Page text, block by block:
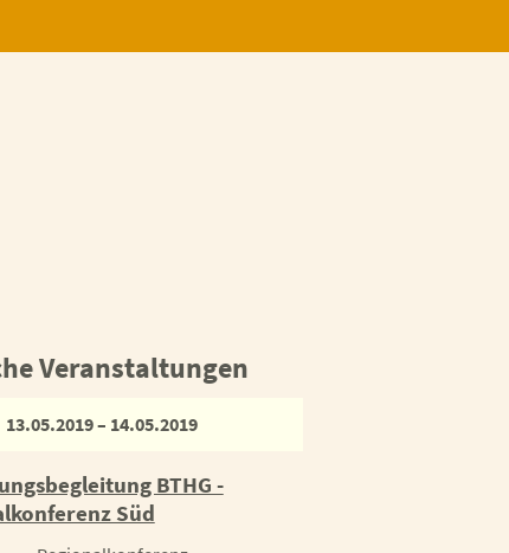
Veranstaltungen
13.05.2019 – 14.05.2019
BTHG -
Süd